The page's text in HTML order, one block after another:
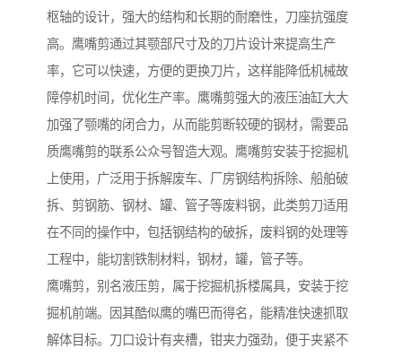
枢轴的设计，强大的结构和长期的耐磨性，刀座抗强度
高。鹰嘴剪通过其颚部尺寸及的刀片设计来提高生产
率，它可以快速，方便的更换刀片，这样能降低机械故
障停机时间，优化生产率。鹰嘴剪强大的液压油缸大大
加强了颚嘴的闭合力，从而能剪断较硬的钢材，需要品
质鹰嘴剪的联系公众号智造大观。鹰嘴剪安装于挖掘机
上使用，广泛用于拆解废车、厂房钢结构拆除、船舶破
拆、剪钢筋、钢材、罐、管子等废料钢，此类剪刀适用
在不同的操作中，包括钢结构的破拆，废料钢的处理等
工程中，能切割铁制材料，钢材，罐，管子等。
鹰嘴剪，别名液压剪，属于挖掘机拆楼属具，安装于挖
掘机前端。因其酷似鹰的嘴巴而得名，能精准快速抓取
解体目标。刀口设计有夹槽，钳夹力强劲，便于夹紧不